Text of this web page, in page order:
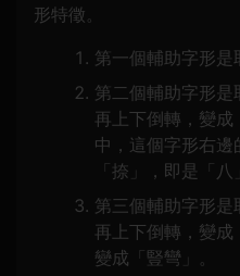
形特徵。
第一個輔助字形是
第二個輔助字形是
再上下倒轉，變成
中，這個字形右
「捺」，即是「八
第三個輔助字形是
再上下倒轉，變成
變成「豎彎」。